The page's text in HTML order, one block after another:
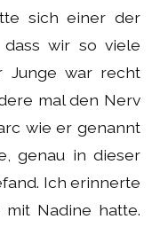
sich einer der
wir so viele
Junge war recht
mal den Nerv
wie er genannt
genau in dieser
Ich erinnerte
Nadine hatte.